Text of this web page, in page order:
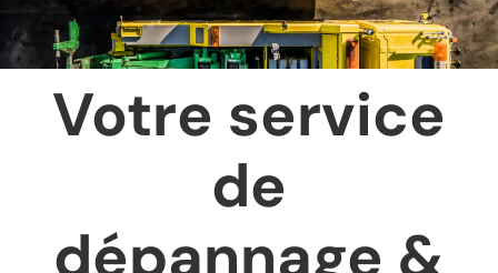
Votre service
de
dépannage &